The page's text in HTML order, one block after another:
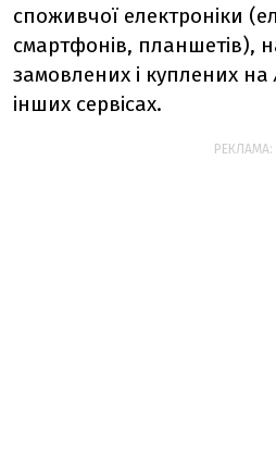
споживчої електроніки
смартфонів, планшетів),
замовлених і куплених на
інших сервісах.
РЕКЛАМА: